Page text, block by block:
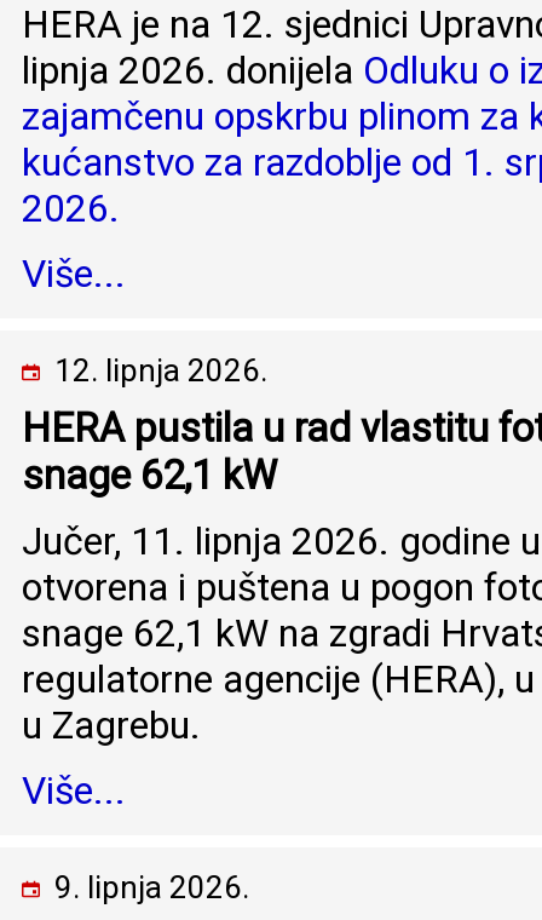
HERA je na 12. sjednici
lipnja 2026. donijela Odluku o
zajamčenu opskrbu plinom za
kućanstvo za razdoblje od 1.
2026.
Više...
12. lipnja 2026.
HERA pustila u rad vlastitu
snage 62,1 kW
Jučer, 11. lipnja 2026. godine
otvorena i puštena u pogon
snage 62,1 kW na zgradi
regulatorne agencije (HERA),
u Zagrebu.
Više...
9. lipnja 2026.